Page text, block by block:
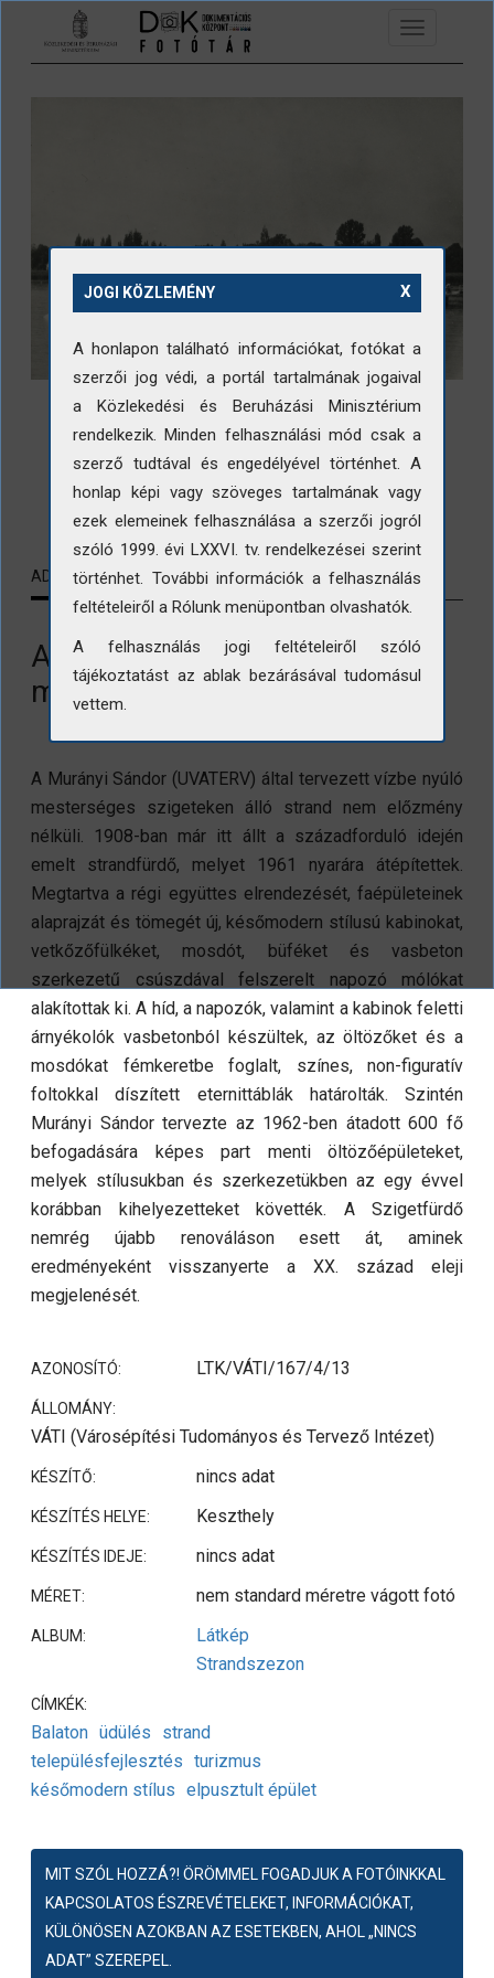
Ugrás a tartalomra
Toggle
navigation
LETÖLTÉS
ADATLAP KAPCSOLÓDÓ TARTALMAK
A keszthelyi Szigetfürdő
megújult napozóstégje
A Murányi Sándor (UVATERV) által tervezett vízbe nyúló
mesterséges szigeteken álló strand nem előzmény
nélküli. 1908-ban már itt állt a századforduló idején
emelt strandfürdő, melyet 1961 nyarára átépítettek.
Megtartva a régi együttes elrendezését, faépületeinek
alaprajzát és tömegét új, későmodern stílusú kabinokat,
vetkőzőfülkéket, mosdót, büféket és vasbeton
szerkezetű csúszdával felszerelt napozó mólókat
alakítottak ki. A híd, a napozók, valamint a kabinok feletti
árnyékolók vasbetonból készültek, az öltözőket és a
mosdókat fémkeretbe foglalt, színes, non-figuratív
foltokkal díszített eternittáblák határolták. Szintén
Murányi Sándor tervezte az 1962-ben átadott 600 fő
befogadására képes part menti öltözőépületeket,
melyek stílusukban és szerkezetükben az egy évvel
korábban kihelyezetteket követték. A Szigetfürdő
nemrég újabb renováláson esett át, aminek
eredményeként visszanyerte a XX. század eleji
megjelenését.
AZONOSÍTÓ: LTK/VÁTI/167/4/13
ÁLLOMÁNY:
VÁTI (Városépítési Tudományos és Tervező Intézet)
KÉSZÍTŐ: nincs adat
KÉSZÍTÉS HELYE: Keszthely
KÉSZÍTÉS IDEJE: nincs adat
MÉRET: nem standard méretre vágott fotó
ALBUM:
Látkép
Strandszezon
CÍMKÉK:
Balaton üdülés
strand
településfejlesztés turizmus
későmodern stílus elpusztult épület
MIT SZÓL HOZZÁ?! ÖRÖMMEL FOGADJUK A FOTÓINKKAL
KAPCSOLATOS ÉSZREVÉTELEKET, INFORMÁCIÓKAT,
KÜLÖNÖSEN AZOKBAN AZ ESETEKBEN, AHOL „NINCS
ADAT” SZEREPEL.
X
JOGI KÖZLEMÉNY
A honlapon található információkat, fotókat a
szerzői jog védi, a portál tartalmának jogaival
a Közlekedési és Beruházási Minisztérium
rendelkezik. Minden felhasználási mód csak a
szerző tudtával és engedélyével történhet. A
honlap képi vagy szöveges tartalmának vagy
ezek elemeinek felhasználása a szerzői jogról
szóló 1999. évi LXXVI. tv. rendelkezései szerint
történhet. További információk a felhasználás
feltételeiről a Rólunk menüpontban olvashatók.
A felhasználás jogi feltételeiről szóló
tájékoztatást az ablak bezárásával tudomásul
vettem.